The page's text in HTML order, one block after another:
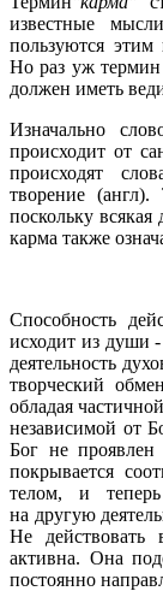
известные
пользуются
Но раз уж термин
должен иметь
Изначально
происходит от
происходят
творение
поскольку всякая
карма также
Способность
исходит из души
деятельность
творческий
обладая
независимой от
Бог не
покрывается
телом, и
на другую
Не
активна. Она
постоянно